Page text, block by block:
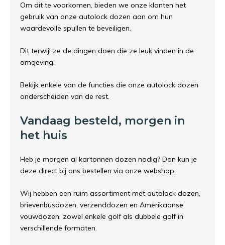
Om dit te voorkomen, bieden we onze klanten het
gebruik van onze autolock dozen aan om hun
waardevolle spullen te beveiligen.
Dit terwijl ze de dingen doen die ze leuk vinden in de
omgeving.
Bekijk enkele van de functies die onze autolock dozen
onderscheiden van de rest.
Vandaag besteld, morgen in
het huis
Heb je morgen al kartonnen dozen nodig? Dan kun je
deze direct bij ons bestellen via onze webshop.
Wij hebben een ruim assortiment met autolock dozen,
brievenbusdozen, verzenddozen en Amerikaanse
vouwdozen, zowel enkele golf als dubbele golf in
verschillende formaten.